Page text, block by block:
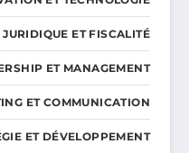
JURIDIQUE ET FISCALITÉ
ET MANAGEMENT
ET COMMUNICATION
ET DÉVELOPPEMENT